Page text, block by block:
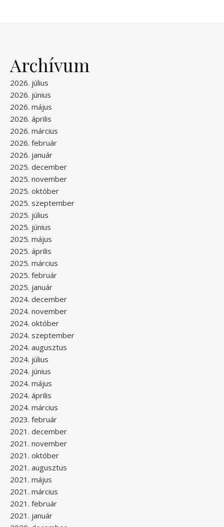
Archívum
2026. július
2026. június
2026. május
2026. április
2026. március
2026. február
2026. január
2025. december
2025. november
2025. október
2025. szeptember
2025. július
2025. június
2025. május
2025. április
2025. március
2025. február
2025. január
2024. december
2024. november
2024. október
2024. szeptember
2024. augusztus
2024. július
2024. június
2024. május
2024. április
2024. március
2023. február
2021. december
2021. november
2021. október
2021. augusztus
2021. május
2021. március
2021. február
2021. január